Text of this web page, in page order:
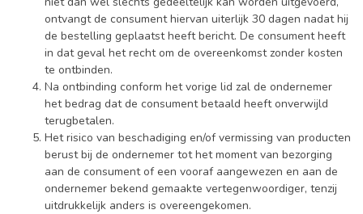
ontvangt de consument hiervan uiterlijk 30 dagen nadat hij
de bestelling geplaatst heeft bericht. De consument heeft
in dat geval het recht om de overeenkomst zonder kosten
te ontbinden.
Na ontbinding conform het vorige lid zal de ondernemer
het bedrag dat de consument betaald heeft onverwijld
terugbetalen.
Het risico van beschadiging en/of vermissing van producten
berust bij de ondernemer tot het moment van bezorging
aan de consument of een vooraf aangewezen en aan de
ondernemer bekend gemaakte vertegenwoordiger, tenzij
uitdrukkelijk anders is overeengekomen.